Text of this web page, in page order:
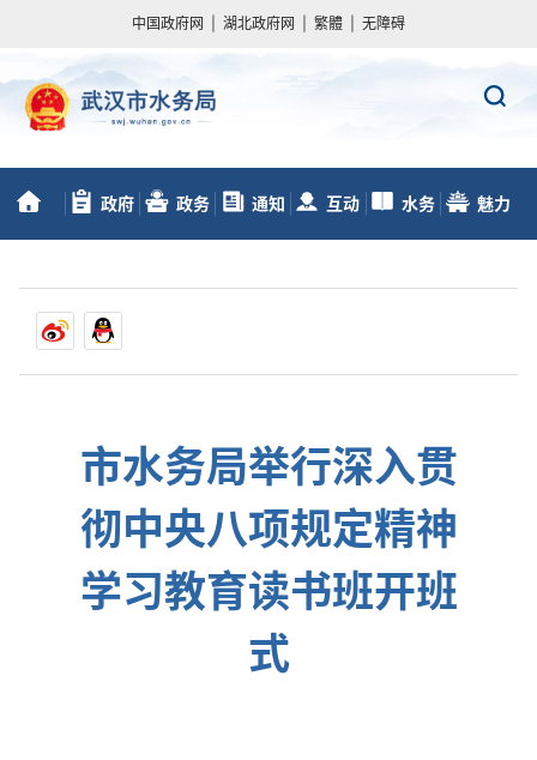
中国政府网 湖北政府网 繁體 无障碍
政府 政务 通知 互动 水务 魅力
市水务局举行深入贯
彻中央八项规定精神
学习教育读书班开班
式